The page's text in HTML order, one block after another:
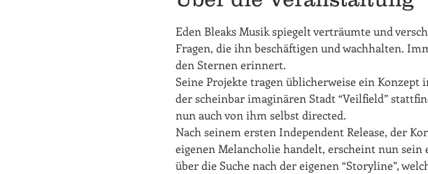
Eden Bleaks Musik spiegelt verträumte und
Fragen, die ihn beschäftigen und wachhalten.
den Sternen erinnert.
Seine Projekte tragen üblicherweise ein
der scheinbar imaginären Stadt “Veilfield”
nun auch von ihm selbst directed.
Nach seinem ersten Independent Release, der
eigenen Melancholie handelt, erscheint nun sein
über die Suche nach der eigenen “Storyline”,